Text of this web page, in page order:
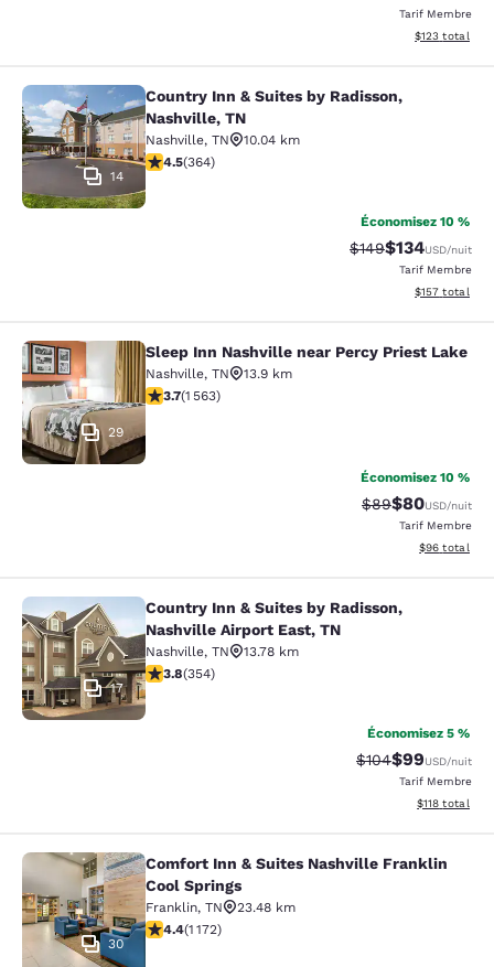
Tarif Membre
Afficher les
$123 total
Country Inn & Suites by Radisson,
14
Country Inn & Suites by Radisson,
Nashville, TN
Nashville, TN
10.04 km
4.51 étoiles. Excellent. 364 commentaires
4.5(364)
Économisez 10 %
Tarif barré :
$149Tarif réduit :
$134USD/nuit
Tarif Membre
Afficher les
$157 total
Sleep Inn Nashville near Percy
29
Sleep Inn Nashville near Percy Priest Lake
Nashville, TN
13.9 km
3.67 étoiles. Bien. 1563 commentaires
3.7(1 563)
Économisez 10 %
Tarif barré :
$89Tarif réduit :
$80USD/nuit
Tarif Membre
Afficher les
$96 total
Country Inn & Suites by Radisson,
17
Country Inn & Suites by Radisson,
Nashville Airport East, TN
Nashville, TN
13.78 km
3.84 étoiles. Bien. 354 commentaires
3.8(354)
Économisez 5 %
Tarif barré :
$104Tarif réduit :
$99USD/nuit
Tarif Membre
Afficher les
$118 total
Comfort Inn & Suites Nashville
30
Comfort Inn & Suites Nashville Franklin
Cool Springs
Franklin, TN
23.48 km
4.44 étoiles. Excellent. 1172 commentaires
4.4(1 172)